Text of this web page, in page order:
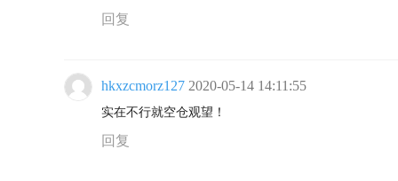
回复
hkxzcmorz127 2020-05-14 14:11:55
实在不行就空仓观望！
回复